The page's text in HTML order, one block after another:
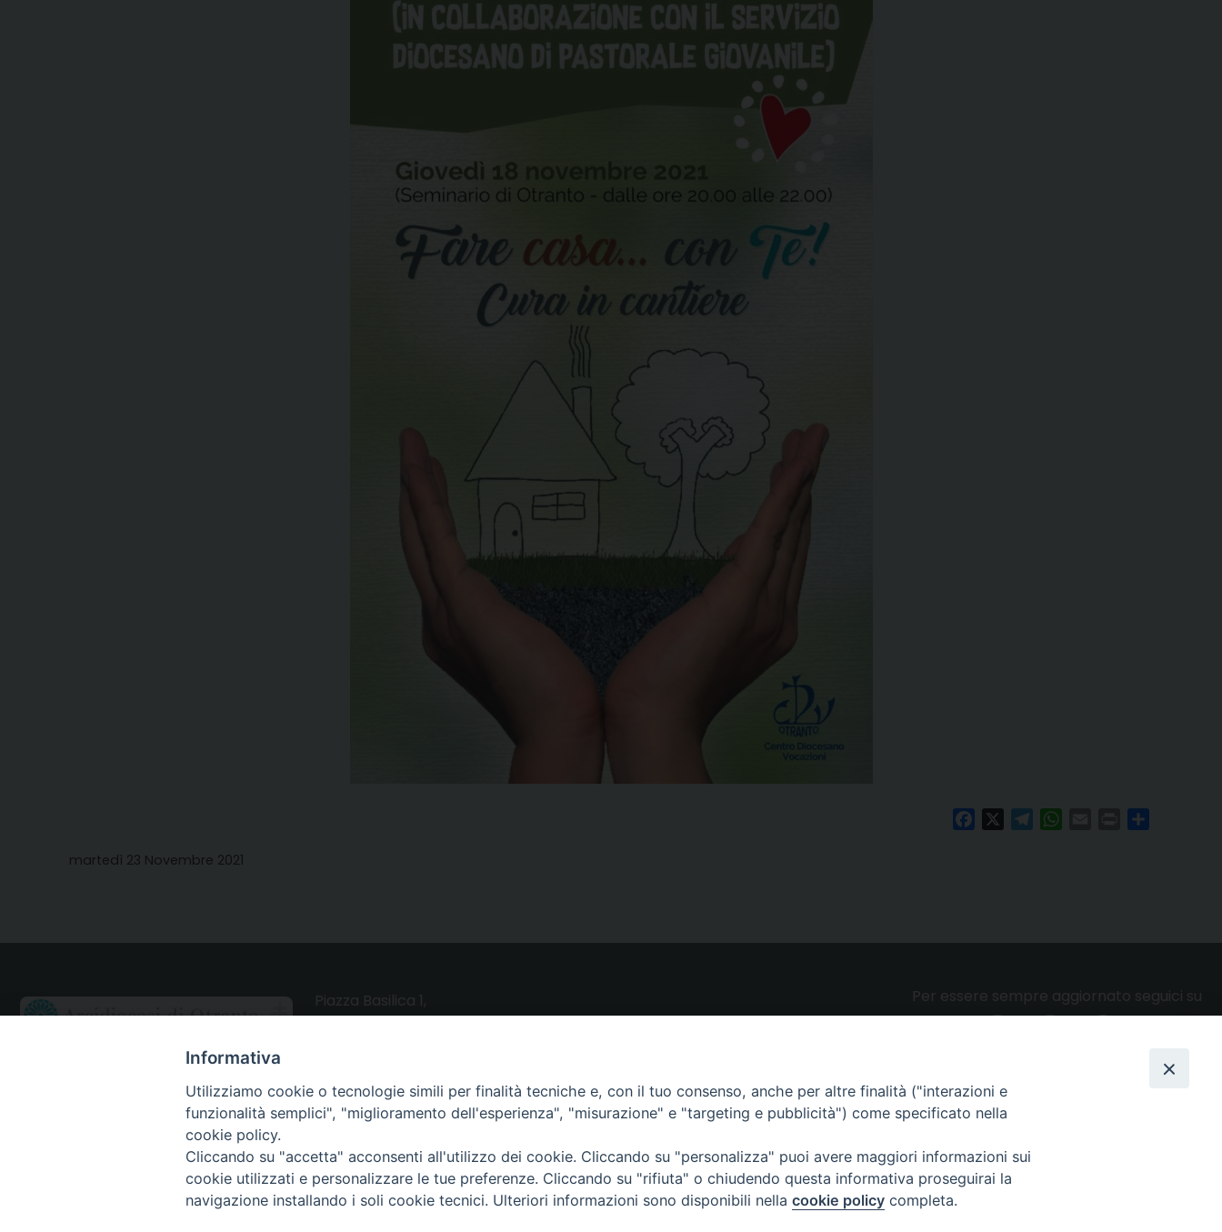
FacebookTelegramWhatsAppPrint
martedì 23 Novembre 2021
CONTATTI
Webmail Uffici
Webmail Parrocchie
UTILITY
Altri articoli
Notizie nazionali
Privacy e cookie policy
Informativa
Utilizziamo cookie o tecnologie simili per finalità tecniche e, con il tuo consenso, anche per altre finalità ("interazioni e
funzionalità semplici", "miglioramento dell'esperienza", "misurazione" e "targeting e pubblicità") come specificato nella
cookie policy.
Cliccando su "accetta" acconsenti all'utilizzo dei cookie. Cliccando su "personalizza" puoi avere maggiori informazioni sui
cookie utilizzati e personalizzare le tue preferenze. Cliccando su "rifiuta" o chiudendo questa informativa proseguirai la
navigazione installando i soli cookie tecnici. Ulteriori informazioni sono disponibili nella cookie policy completa.